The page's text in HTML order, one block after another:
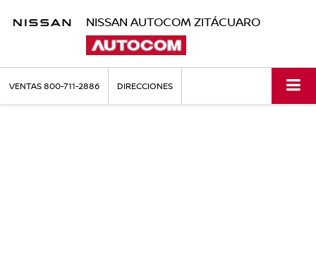
NISSAN AUTOCOM ZITÁCUARO
VENTAS800-711-2886 DIRECCIONES